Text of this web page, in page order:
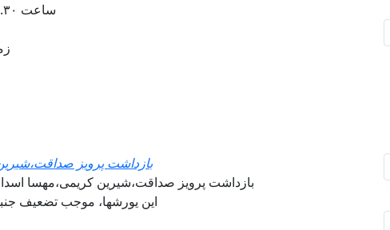
ساعت ۲۱.۳۰ به وقت تهران ـ ۱۹ به وقت اروپای مرکزی
بازداشت پرویز
بازداشت پرویز صداقت،شیرین کریمی،مهسا
این یورشها، موجب تضعیف